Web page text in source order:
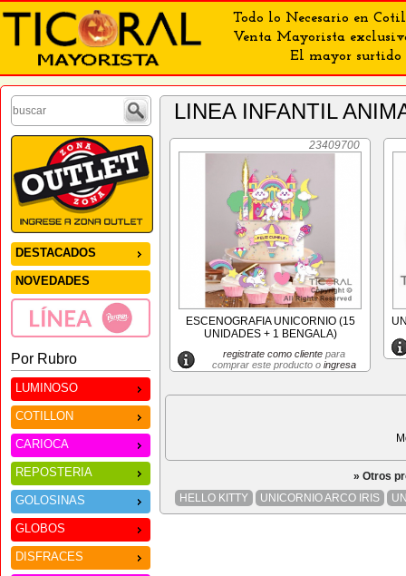
Todo lo Necesario en
Venta Mayorista
El mayor surtido
DESTACADOS
NOVEDADES
Por Rubro
LUMINOSO
COTILLON
CARIOCA
REPOSTERIA
GOLOSINAS
GLOBOS
DISFRACES
LINEA INFANTIL
23409700
ESCENOGRAFIA UNICORNIO (15
UNIDADES + 1 BENGALA)
registrate como clientepara
comprar este producto o ingresa
» Otros
HELLO KITTY
UNICORNIO ARCO IRIS